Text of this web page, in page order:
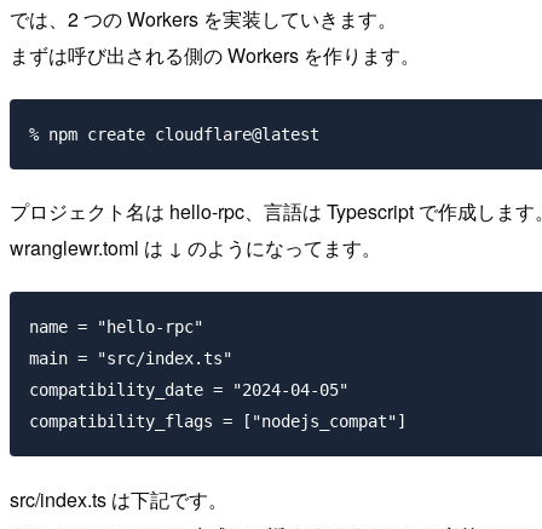
では、2 つの Workers を実装していきます。
まずは呼び出される側の Workers を作ります。
プロジェクト名は hello-rpc、言語は Typescript で作成します
wranglewr.toml は ↓ のようになってます。
name = "hello-rpc"
main = "src/index.ts"
compatibility_date = "2024-04-05"
src/index.ts は下記です。